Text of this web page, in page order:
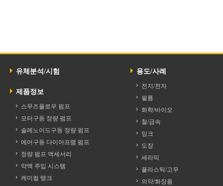
유체분석/시험
제품정보
스무즈플로우 펌프
모터구동 정량 펌프
솔레노이드구동 정량 펌프
에어구동 다이아프램 펌프
정량 펌프 액세서리
약액 주입 시스템
케미컬 탱크
용도/사례
전지/전자
필름
화학/바이오
철/금속
잉크
도장
세라믹
플라스틱/고무
의약/화장품